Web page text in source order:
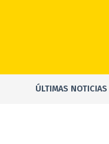
ÚLTIMAS NOTICIAS